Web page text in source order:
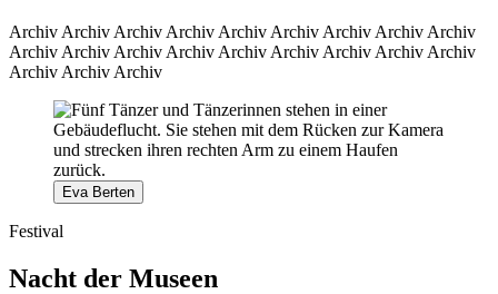
Archiv Archiv Archiv Archiv Archiv Archiv Archiv Archiv Archiv
Archiv Archiv Archiv Archiv Archiv Archiv Archiv Archiv Archiv
Archiv Archiv Archiv
Eva Berten
Festival
Nacht der Museen